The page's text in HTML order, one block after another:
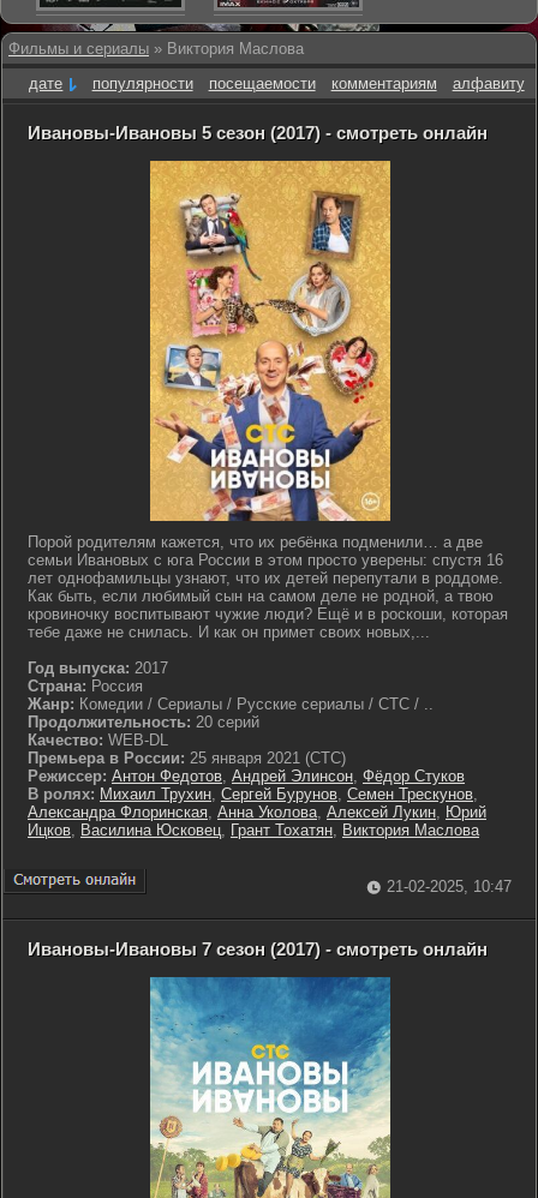
Фильмы и сериалы » Виктория Маслова
дате
популярности посещаемости комментариям алфавиту
Ивановы-Ивановы 5 сезон (2017) - смотреть онлайн
Порой родителям кажется, что их ребёнка подменили… а две
семьи Ивановых с юга России в этом просто уверены: спустя 16
лет однофамильцы узнают, что их детей перепутали в роддоме.
Как быть, если любимый сын на самом деле не родной, а твою
кровиночку воспитывают чужие люди? Ещё и в роскоши, которая
тебе даже не снилась. И как он примет своих новых,...
Год выпуска: 2017
Страна: Россия
Жанр: Комедии / Сериалы / Русские сериалы / СТС / ..
Продолжительность: 20 серий
Качество: WEB-DL
Премьера в России: 25 января 2021 (СТС)
Режиссер: Антон Федотов, Андрей Элинсон, Фёдор Стуков
В ролях: Михаил Трухин, Сергей Бурунов, Семен Трескунов,
Александра Флоринская, Анна Уколова, Алексей Лукин, Юрий
Ицков, Василина Юсковец, Грант Тохатян, Виктория Маслова
21-02-2025, 10:47
Ивановы-Ивановы 7 сезон (2017) - смотреть онлайн